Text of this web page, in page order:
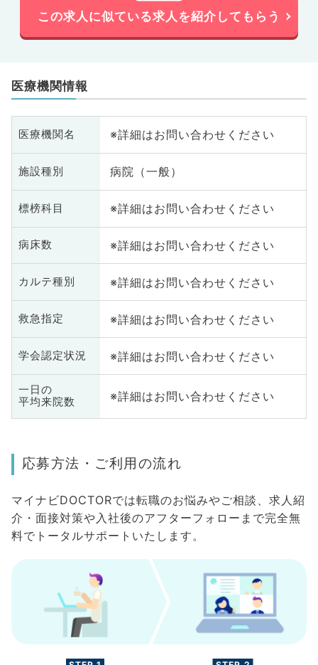
この求人に似ている求人を紹介してもらう
医療機関情報
医療機関名 ※詳細はお問い合わせください
施設種別 病院（一般）
標榜科目 ※詳細はお問い合わせください
病床数 ※詳細はお問い合わせください
カルテ種別 ※詳細はお問い合わせください
救急指定 ※詳細はお問い合わせください
学会認定状況 ※詳細はお問い合わせください
一日の
平均来院数
※詳細はお問い合わせください
応募方法・ご利用の流れ
マイナビDOCTORでは転職のお悩みやご相談、求人紹
介・面接対策や入社後のアフターフォローまで完全無
料でトータルサポートいたします。